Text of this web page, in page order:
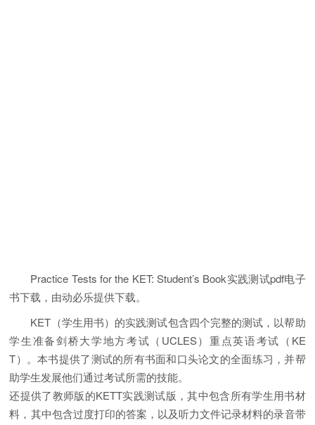
Practice Tests for the KET: Student’s Book实践测试pdf电子
书下载，由动必乐提供下载。
KET（学生用书）的实践测试包含四个完整的测试，以帮助
学生准备剑桥大学地方考试（UCLES）重点英语考试（KE
T）。本书提供了测试的所有书面和口头论文的全面练习，并帮
助学生发展他们通过考试所需的技能。
还提供了教师版的KETT实践测试版，其中包含所有学生用书材
料，其中包含过度打印的答案，以及听力文件记录材料的录音带